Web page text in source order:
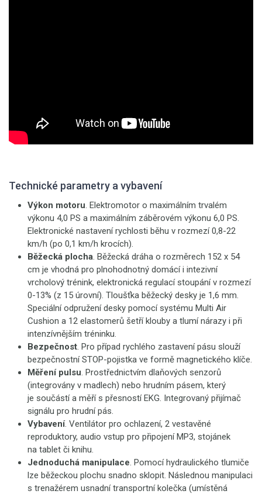
Technické parametry a vybavení
Výkon motoru. Elektromotor o maximálním trvalém
výkonu 4,0 PS a maximálním záběrovém výkonu 6,0 PS.
Elektronické nastavení rychlosti běhu v rozmezí 0,8-22
km/h (po 0,1 km/h krocích).
Běžecká plocha. Běžecká dráha o rozměrech 152 x 54
cm je vhodná pro plnohodnotný domácí i intezivní
vrcholový trénink, elektronická regulací stoupání v rozmezí
0-13% (z 15 úrovní). Tloušťka běžecký desky je 1,6 mm.
Speciální odpružení desky pomocí systému Multi Air
Cushion a 12 elastomerů šetří klouby a tlumí nárazy i při
intenzívnějším tréninku.
Bezpečnost. Pro případ rychlého zastavení pásu slouží
bezpečnostní STOP-pojistka ve formě magnetického klíče.
Měření pulsu. Prostřednictvím dlaňových senzorů
(integrovány v madlech) nebo hrudním pásem, který
je součástí a měří s přesností EKG. Integrovaný přijímač
signálu pro hrudní pás.
Vybavení. Ventilátor pro ochlazení, 2 vestavěné
reproduktory, audio vstup pro připojení MP3, stojánek
na tablet či knihu.
Jednoduchá manipulace. Pomocí hydraulického tlumiče
lze běžeckou plochu snadno sklopit. Následnou manipulaci
s trenažérem usnadní transportní kolečka (umístěná